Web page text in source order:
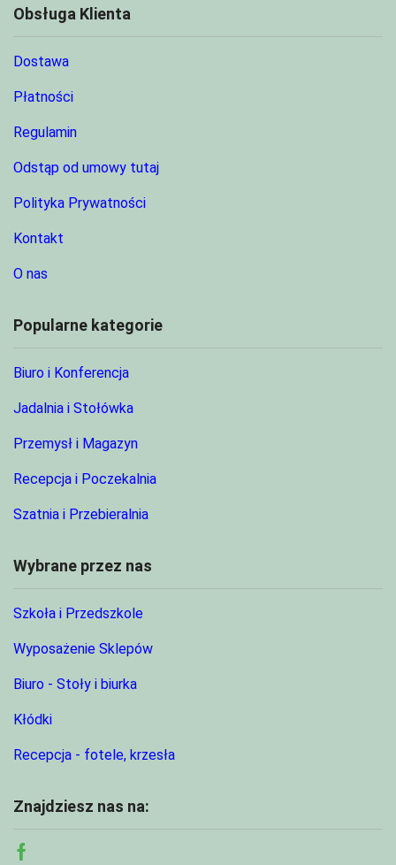
Obsługa Klienta
Dostawa
Płatności
Regulamin
Odstąp od umowy tutaj
Polityka Prywatności
Kontakt
O nas
Popularne kategorie
Biuro i Konferencja
Jadalnia i Stołówka
Przemysł i Magazyn
Recepcja i Poczekalnia
Szatnia i Przebieralnia
Wybrane przez nas
Szkoła i Przedszkole
Wyposażenie Sklepów
Biuro - Stoły i biurka
Kłódki
Recepcja - fotele, krzesła
Znajdziesz nas na: